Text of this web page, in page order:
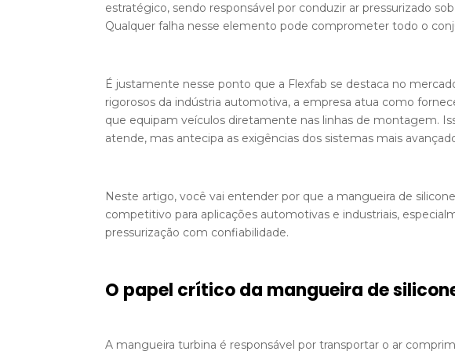
estratégico, sendo responsável por conduzir ar pressurizado
Qualquer falha nesse elemento pode comprometer todo o
É justamente nesse ponto que a Flexfab se destaca no
rigorosos da indústria automotiva, a empresa atua como
que equipam veículos diretamente nas linhas de montagem.
atende, mas antecipa as exigências dos sistemas mais
Neste artigo, você vai entender por que a mangueira de
competitivo para aplicações automotivas e industriais,
pressurização com confiabilidade.
O papel crítico da mangueira de
A mangueira turbina é responsável por transportar o ar